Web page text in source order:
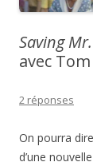
Saving
avec
2 réponses
On pourra
d’une